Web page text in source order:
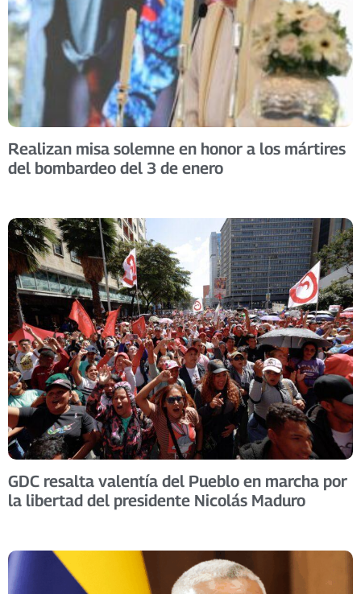
Realizan misa solemne en honor a los mártires
del bombardeo del 3 de enero
GDC resalta valentía del Pueblo en marcha por
la libertad del presidente Nicolás Maduro